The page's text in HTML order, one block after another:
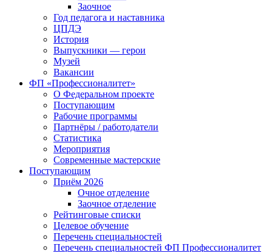
Заочное
Год педагога и наставника
ЦПДЭ
История
Выпускники — герои
Музей
Вакансии
ФП «Профессионалитет»
О Федеральном проекте
Поступающим
Рабочие программы
Партнёры / работодатели
Статистика
Мероприятия
Современные мастерские
Поступающим
Приём 2026
Очное отделение
Заочное отделение
Рейтинговые списки
Целевое обучение
Перечень специальностей
Перечень специальностей ФП Профессионалитет